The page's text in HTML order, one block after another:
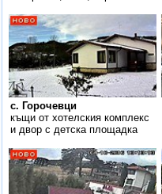
с. Горочевци
къщи от хотелския комплекс
и двор с детска площадка